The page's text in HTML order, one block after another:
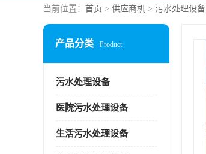
当前位置： 首页 > 供应商机 > 污水处理设备
产品分类 Product
污水处理设备
医院污水处理设备
生活污水处理设备